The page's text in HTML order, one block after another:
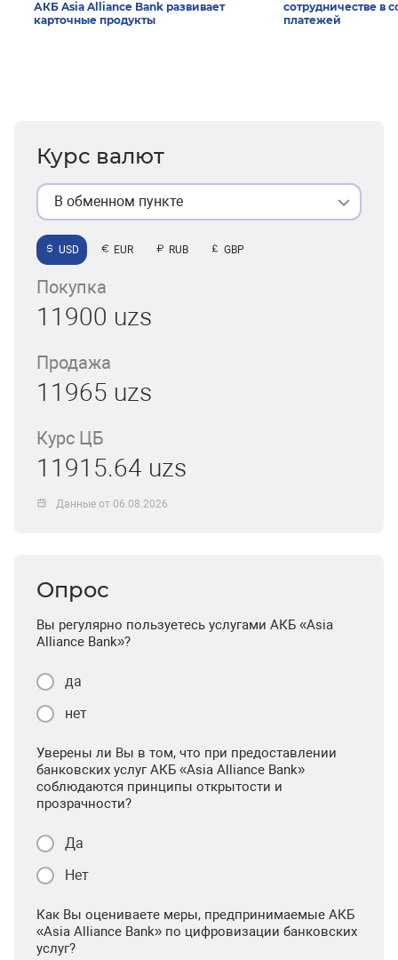
АКБ Asia Alliance Bank развивает
карточные продукты
сотрудничестве в
платежей
Курс валют
В обменном пункте
USD EUR RUB GBP
Покупка
11900 uzs
Продажа
11965 uzs
Курс ЦБ
11915.64 uzs
Данные от 06.08.2026
Опрос
Вы регулярно пользуетесь услугами АКБ «Asia
Alliance Bank»?
да
нет
Уверены ли Вы в том, что при предоставлении
банковских услуг АКБ «Asia Alliance Bank»
соблюдаются принципы открытости и
прозрачности?
Да
Нет
Как Вы оцениваете меры, предпринимаемые АКБ
«Asia Alliance Bank» по цифровизации банковских
услуг?